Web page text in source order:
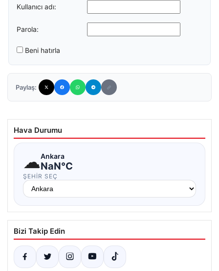
Kullanıcı adı:
Parola:
Beni hatırla
Paylaş:
Hava Durumu
☁Ankara
NaN°C
ŞEHIR SEÇ
Bizi Takip Edin